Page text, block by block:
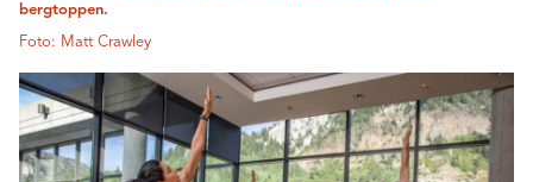
bergtoppen.
Foto: Matt Crawley